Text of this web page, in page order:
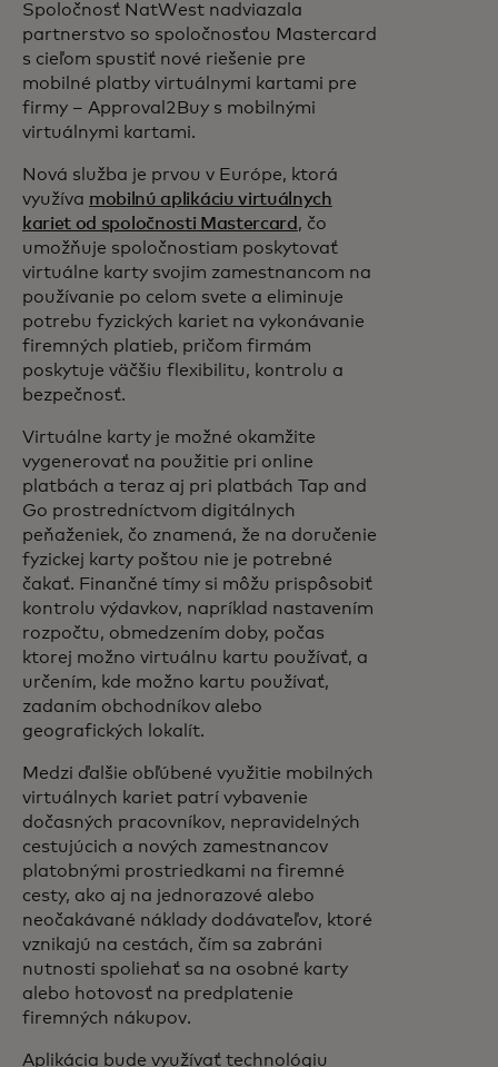
Spoločnosť NatWest nadviazala
partnerstvo so spoločnosťou Mastercard
s cieľom spustiť nové riešenie pre
mobilné platby virtuálnymi kartami pre
firmy – Approval2Buy s mobilnými
virtuálnymi kartami.
Nová služba je prvou v Európe, ktorá
využíva mobilnú aplikáciu virtuálnych
kariet od spoločnosti Mastercard , čo
umožňuje spoločnostiam poskytovať
virtuálne karty svojim zamestnancom na
používanie po celom svete a eliminuje
potrebu fyzických kariet na vykonávanie
firemných platieb, pričom firmám
poskytuje väčšiu flexibilitu, kontrolu a
bezpečnosť.
Virtuálne karty je možné okamžite
vygenerovať na použitie pri online
platbách a teraz aj pri platbách Tap and
Go prostredníctvom digitálnych
peňaženiek, čo znamená, že na doručenie
fyzickej karty poštou nie je potrebné
čakať. Finančné tímy si môžu prispôsobiť
kontrolu výdavkov, napríklad nastavením
rozpočtu, obmedzením doby, počas
ktorej možno virtuálnu kartu používať, a
určením, kde možno kartu používať,
zadaním obchodníkov alebo
geografických lokalít.
Medzi ďalšie obľúbené využitie mobilných
virtuálnych kariet patrí vybavenie
dočasných pracovníkov, nepravidelných
cestujúcich a nových zamestnancov
platobnými prostriedkami na firemné
cesty, ako aj na jednorazové alebo
neočakávané náklady dodávateľov, ktoré
vznikajú na cestách, čím sa zabráni
nutnosti spoliehať sa na osobné karty
alebo hotovosť na predplatenie
firemných nákupov.
Aplikácia bude využívať technológiu